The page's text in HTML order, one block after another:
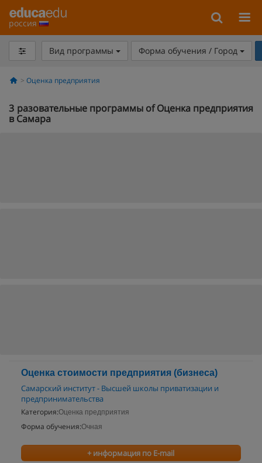
россия
Вид программы Форма обучения / Город
Оценка предприятия
3 разовательные программы of Оценка предприятия
в Самара
Оценка стоимости предприятия (бизнеса)
Самарский институт - Высшей школы приватизации и
предпринимательства
Категория:Оценка предприятия
Форма обучения:Очная
+ информация по E-mail